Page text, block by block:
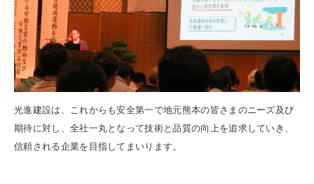
光進建設は、これからも安全第一で地元熊本の皆さまのニーズ及び
期待に対し、全社一丸となって技術と品質の向上を追求していき、
信頼される企業を目指してまいります。